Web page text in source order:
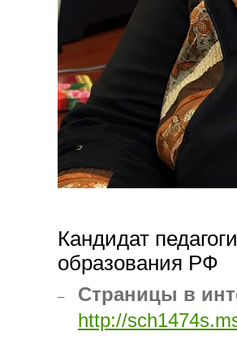
Кандидат
образования РФ
–
Страницы в
http://